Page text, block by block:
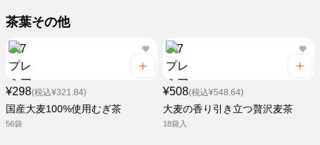
茶葉その他
¥298(税込¥321.84)
国産大麦100%使用むぎ茶
56袋
¥508(税込¥548.64)
大麦の香り引き立つ贅沢麦茶
18袋入